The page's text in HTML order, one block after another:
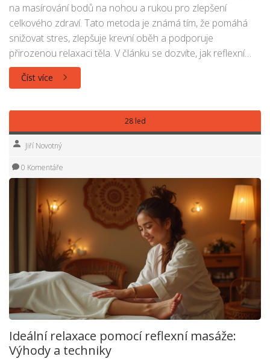
na masírování bodů na nohou a rukou pro zlepšení
celkového zdraví. Tato metoda je známá tím, že pomáhá
snižovat stres, zlepšuje krevní oběh a podporuje
přirozenou relaxaci těla. V článku se dozvíte, jak reflexní
masáž může mít pozitivní vliv na vaše zdraví a pohodu.
Najdete zde také praktické tipy pro její využití v
reflexní terapie a jejích benefitů.
Číst více
28 led
Jiří Novotný
0 Komentáře
Ideální relaxace pomocí reflexní masáže:
Výhody a techniky